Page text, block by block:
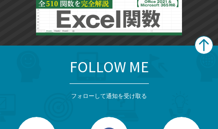
FOLLOW ME
フォローして通知を受け取る